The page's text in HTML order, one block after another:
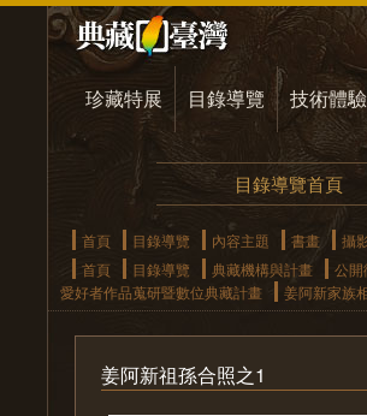
珍藏特展 目錄導覽 技術體驗
目錄導覽首頁
首頁 目錄導覽 內容主題 書畫 攝
首頁
目錄導覽 典藏機構與計畫 公開
愛好者作品蒐研暨數位典藏計畫
姜阿新家族
姜阿新祖孫合照之1